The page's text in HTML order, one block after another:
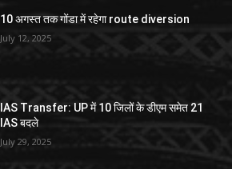
10 अगस्त तक गोंडा में रहेगा route diversion
July 12, 2025
IAS Transfer: UP में 10 जिलों के डीएम समेत 21
IAS बदले
July 29, 2025